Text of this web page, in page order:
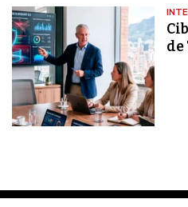
de